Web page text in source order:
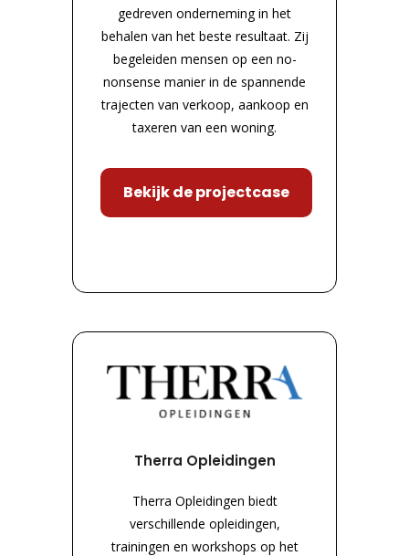
gedreven onderneming in het
behalen van het beste resultaat. Zij
begeleiden mensen op een no-
nonsense manier in de spannende
trajecten van verkoop, aankoop en
taxeren van een woning.
Bekijk de projectcase
Therra Opleidingen
Therra Opleidingen biedt
verschillende opleidingen,
trainingen en workshops op het